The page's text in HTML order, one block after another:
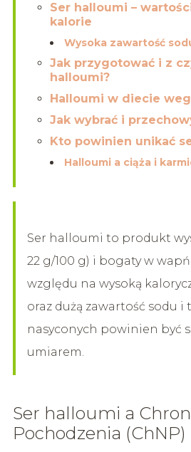
Ser halloumi –
kalorie
Wysoka zawartość
Jak przygotować i z
halloumi?
Halloumi w diecie
Jak wybrać i
Kto powinien unikać
Halloumi a ciąża i
Ser halloumi to produkt
22 g/100 g) i bogaty w
względu na wysoką
oraz dużą zawartość sodu i
nasyconych powinien być
umiarem.
Ser halloumi a
Pochodzenia (ChNP)